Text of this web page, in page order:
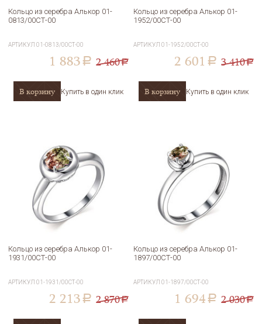
Кольцо из серебра Алькор 01-
0813/00СТ-00
АРТИКУЛ01-0813/00СТ-00
1 883 a 2 460a
В корзину Купить в один клик
Кольцо из серебра Алькор 01-
1952/00СТ-00
АРТИКУЛ01-1952/00СТ-00
2 601 a 3 410a
В корзину Купить в один клик
Кольцо из серебра Алькор 01-
1931/00СТ-00
АРТИКУЛ01-1931/00СТ-00
2 213 a 2 870a
Кольцо из серебра Алькор 01-
1897/00СТ-00
АРТИКУЛ01-1897/00СТ-00
1 694 a 2 030a